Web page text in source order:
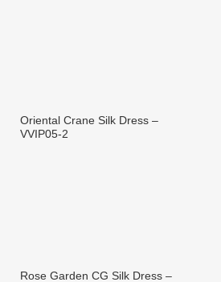
Oriental Crane Silk Dress –
VVIP05-2
Rose Garden CG Silk Dress –